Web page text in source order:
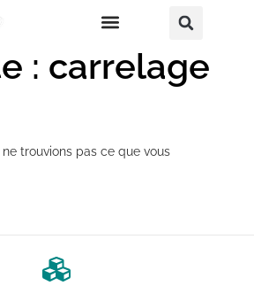
: carrelage
ne trouvions pas ce que vous